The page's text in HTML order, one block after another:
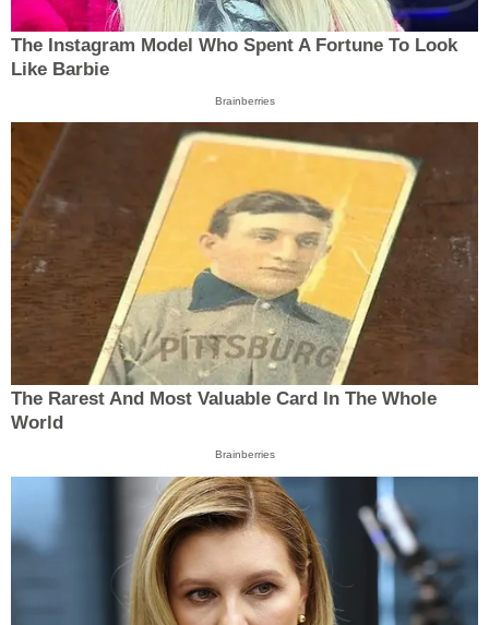
The Instagram Model Who Spent A Fortune To Look
Like Barbie
Brainberries
The Rarest And Most Valuable Card In The Whole
World
Brainberries